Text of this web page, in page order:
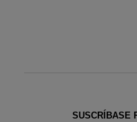
SUSCRÍBASE